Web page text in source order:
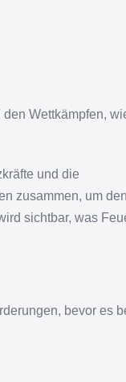
Wettkämpfen,
und die
zusammen, um
sichtbar, was
bevor es